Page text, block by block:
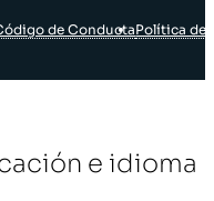
de ConductaPolítica de
e idioma